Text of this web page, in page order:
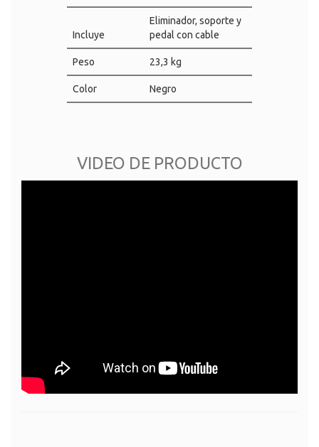
Incluye
Eliminador, soporte y
pedal con cable
Peso 23,3 kg
Color Negro
VIDEO DE PRODUCTO